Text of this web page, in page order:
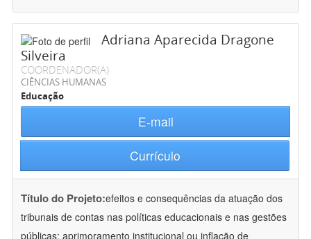
Adriana Aparecida Dragone
Silveira
COORDENADOR(A)
CIÊNCIAS HUMANAS
Educação
E-mail
Currículo
Título do Projeto:efeitos e consequências da atuação dos
tribunais de contas nas políticas educacionais e nas gestões
públicas: aprimoramento institucional ou inflação de